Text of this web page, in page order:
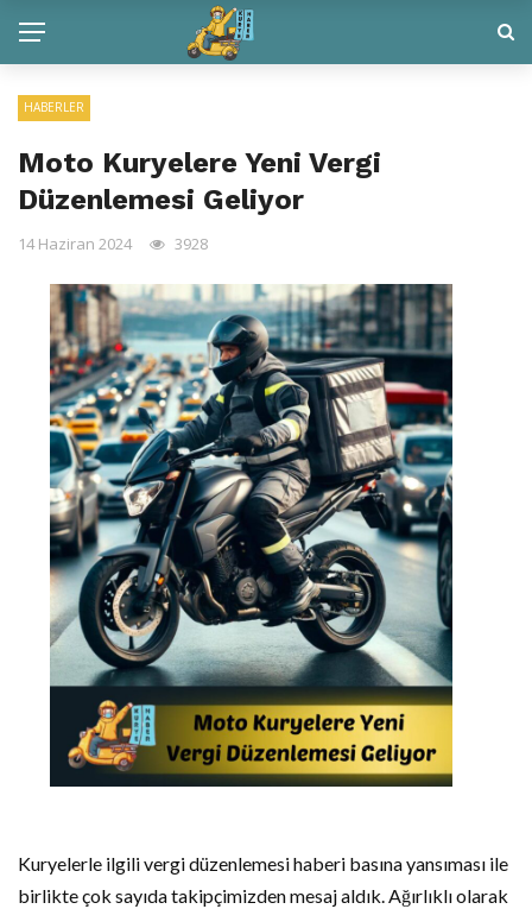
HABERLER
Moto Kuryelere Yeni Vergi
Düzenlemesi Geliyor
14 Haziran 2024 3928
Kuryelerle ilgili vergi düzenlemesi haberi basına yansıması ile
birlikte çok sayıda takipçimizden mesaj aldık. Ağırlıklı olarak